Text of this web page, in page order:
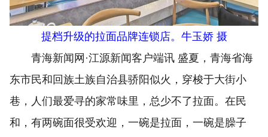
提档升级的拉面品牌连锁店。牛玉娇 摄
青海新闻网·江源新闻客户端讯 盛夏，青海省海
东市民和回族土族自治县骄阳似火，穿梭于大街小
巷，人们最爱寻的家常味里，总少不了拉面。在民
和，有两碗面很受欢迎，一碗是拉面，一碗是臊子